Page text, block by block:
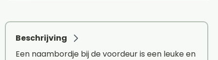
Beschrijving
Een naambordje bij de voordeur is een leuke en